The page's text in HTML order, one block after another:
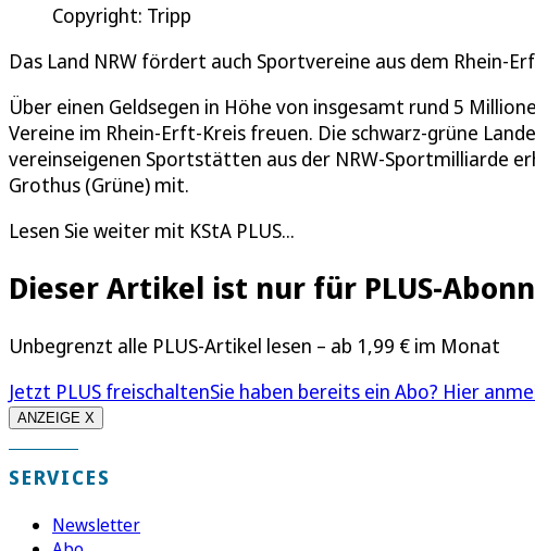
Copyright: Tripp
Das Land NRW fördert auch Sportvereine aus dem Rhein-
Über einen Geldsegen in Höhe von insgesamt rund 5
Vereine im Rhein-Erft-Kreis freuen. Die schwarz-grüne
vereinseigenen Sportstätten aus der NRW-Sportmilliarde
Grothus (Grüne) mit.
Lesen Sie weiter mit KStA PLUS...
Dieser Artikel ist nur für PLUS-
Unbegrenzt alle PLUS-Artikel lesen – ab 1,99 € im Monat
Jetzt PLUS freischaltenSie haben bereits ein Abo? Hier
ANZEIGE X
SERVICES
Newsletter